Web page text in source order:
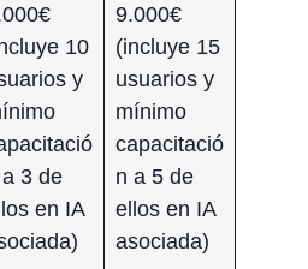
10
y
3 de
en IA
9.000€
(incluye 15
usuarios y
mínimo
capacitació
n a 5 de
ellos en IA
asociada)